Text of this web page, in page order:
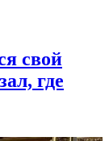
свой
где